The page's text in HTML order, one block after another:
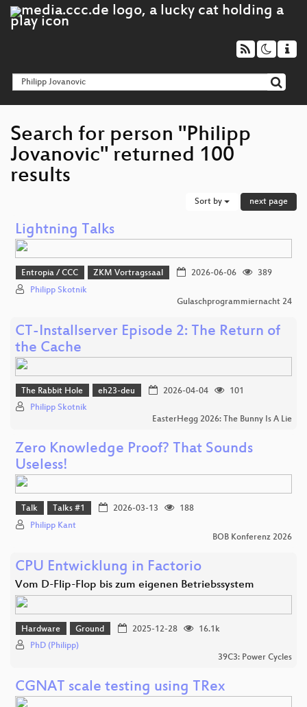
Search for person "Philipp
Jovanovic" returned 100
results
Sort by next page
Lightning Talks
Entropia / CCC ZKM Vortragssaal 2026-06-06
389
Philipp Skotnik
Gulaschprogrammiernacht 24
CT-Installserver Episode 2: The Return of
the Cache
The Rabbit Hole eh23-deu 2026-04-04
101
Philipp Skotnik
EasterHegg 2026: The Bunny Is A Lie
Zero Knowledge Proof? That Sounds
Useless!
Talk Talks #1 2026-03-13
188
Philipp Kant
BOB Konferenz 2026
CPU Entwicklung in Factorio
Vom D-Flip-Flop bis zum eigenen Betriebssystem
Hardware Ground 2025-12-28
16.1k
PhD (Philipp)
39C3: Power Cycles
CGNAT scale testing using TRex